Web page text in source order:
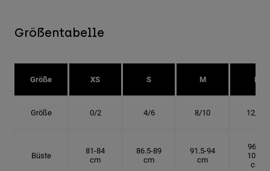
Größentabelle
Größe XS S M L
Größe 0/2 4/6 8/10 12/14
Büste
81-84
cm
86.5-89
cm
91.5-94
cm
96.5-
101.5
cm